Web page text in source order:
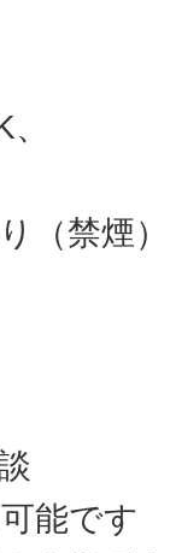
（禁煙）
能です